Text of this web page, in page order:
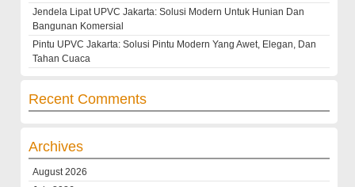
Jendela Lipat UPVC Jakarta: Solusi Modern Untuk Hunian Dan
Bangunan Komersial
Pintu UPVC Jakarta: Solusi Pintu Modern Yang Awet, Elegan, Dan
Tahan Cuaca
Recent Comments
Archives
August 2026